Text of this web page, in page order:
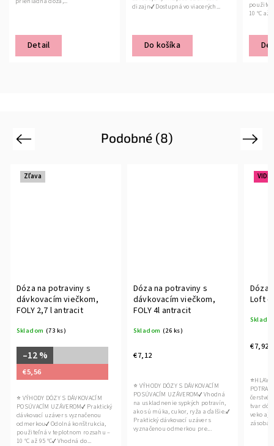
Detail Do košíka
dizajn✔ Dostupná vo viacerých...
10 °C až
Podobné (8)
Previous
Zľava
Dóza na potraviny s
dávkovacím viečkom,
FOLY 2,7 l antracit
Skladom (73 ks)
–12 %
€5,56
⭐ VÝHODY DÓZY S DÁVKOVACÍM
POSÚVACÍM UZÁVEROM✔ Praktický
dávkovací uzáver s vyznačenou
odmerkou✔ Odolná konštrukcia,
použiteľná v teplotnom rozsahu –
10 °C až 95 °C✔ Vhodná do...
Dóza na potraviny s
dávkovacím viečkom,
FOLY 4l antracit
Skladom (26 ks)
€7,12
⭐ VÝHODY DÓZY S DÁVKOVACÍM
POSÚVACÍM UZÁVEROM✔ Vhodná
na uskladnenie sypkých potravín,
ako sú múka, cukor, ryža a ďalšie.✔
Praktický dávkovací uzáver s
vyznačenou odmerkou pre...
VIDEO
Dóza
Loft -
€7,92
čerstvé
tvar
veko aj
Next